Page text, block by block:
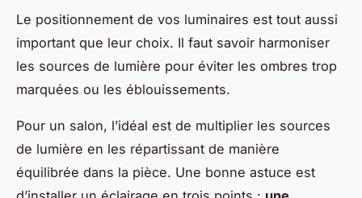
Le positionnement de vos luminaires est tout aussi
important que leur choix. Il faut savoir harmoniser
les sources de lumière pour éviter les ombres trop
marquées ou les éblouissements.
Pour un salon, l’idéal est de multiplier les sources
de lumière en les répartissant de manière
équilibrée dans la pièce. Une bonne astuce est